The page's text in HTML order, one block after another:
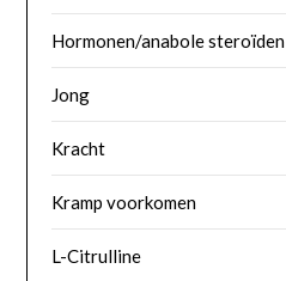
Hormonen/anabole steroïden
Jong
Kracht
Kramp voorkomen
L-Citrulline